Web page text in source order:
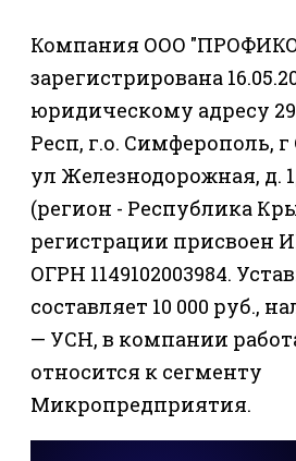
Компания ООО
зарегистрирована
юридическому адресу
Респ, г.о. Симферополь,
ул Железнодорожная, д.
(регион - Республика
регистрации присвоен
ОГРН 1149102003984.
составляет 10 000 руб.,
— УСН, в компании
относится к сегменту
Микропредприятия.